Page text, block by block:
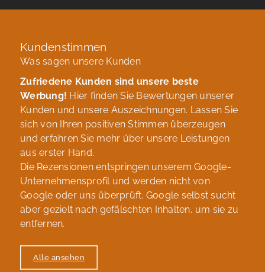
Kundenstimmen
Was sagen unsere Kunden
Zufriedene Kunden sind unsere beste
Werbung! Hier finden Sie Bewertungen unserer
Kunden und unsere Auszeichnungen. Lassen Sie
sich von Ihren positiven Stimmen überzeugen
und erfahren Sie mehr über unsere Leistungen
aus erster Hand.
Die Rezensionen entspringen unserem Google-
Unternehmensprofil und werden nicht von
Google oder uns überprüft. Google selbst sucht
aber gezielt nach gefälschten Inhalten, um sie zu
entfernen.
Alle ansehen